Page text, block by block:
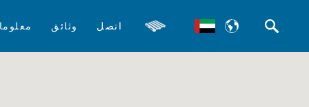
وثائق اتصل